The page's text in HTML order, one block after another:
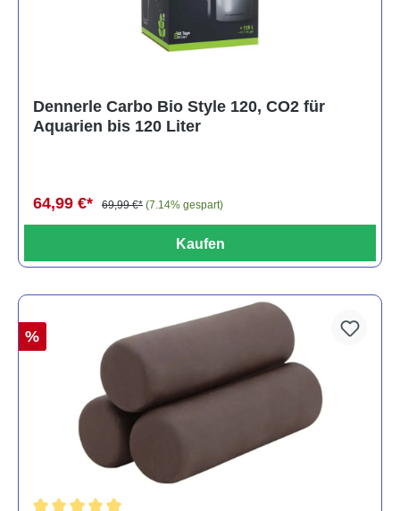
Dennerle Carbo Bio Style 120, CO2 für
Aquarien bis 120 Liter
64,99 €* 69,99 €* (7.14% gespart)
Kaufen
%